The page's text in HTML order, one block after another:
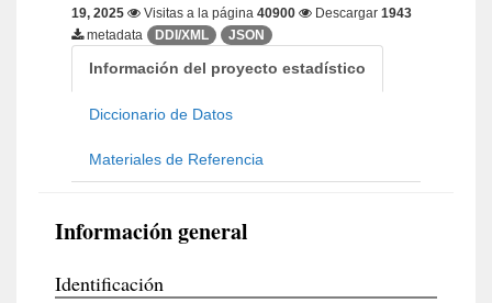
19, 2025
Visitas a la página 40900 Descargar 1943
metadata
DDI/XML JSON
Información del proyecto estadístico
Diccionario de Datos
Materiales de Referencia
Información general
Identificación